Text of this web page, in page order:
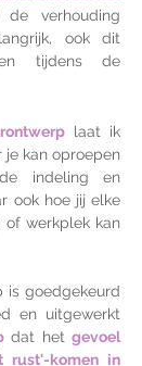
de verhouding
ook dit
tijdens de
laat ik
je kan oproepen
indeling en
ook hoe jij elke
of werkplek kan
is goedgekeurd
en uitgewerkt
dat hetgevoel
rust'-komen in